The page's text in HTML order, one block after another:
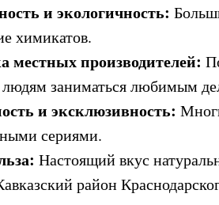
и экологичность:
химикатов.
местных производителей:
людям заниматься любимым
и эксклюзивность:
сериями.
Настоящий вкус
район